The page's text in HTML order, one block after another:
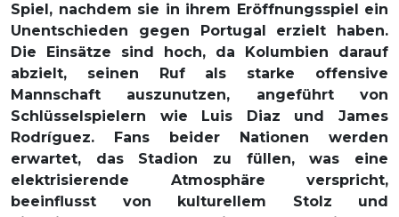
Spiel, nachdem sie in ihrem Eröffnungsspiel ein
Unentschieden gegen Portugal erzielt haben.
Die Einsätze sind hoch, da Kolumbien darauf
abzielt, seinen Ruf als starke offensive
Mannschaft auszunutzen, angeführt von
Schlüsselspielern wie Luis Diaz und James
Rodríguez. Fans beider Nationen werden
erwartet, das Stadion zu füllen, was eine
elektrisierende Atmosphäre verspricht,
beeinflusst von kulturellem Stolz und